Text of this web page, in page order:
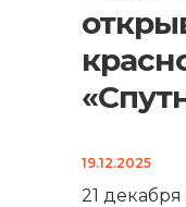
19.12.2025
21 декабря